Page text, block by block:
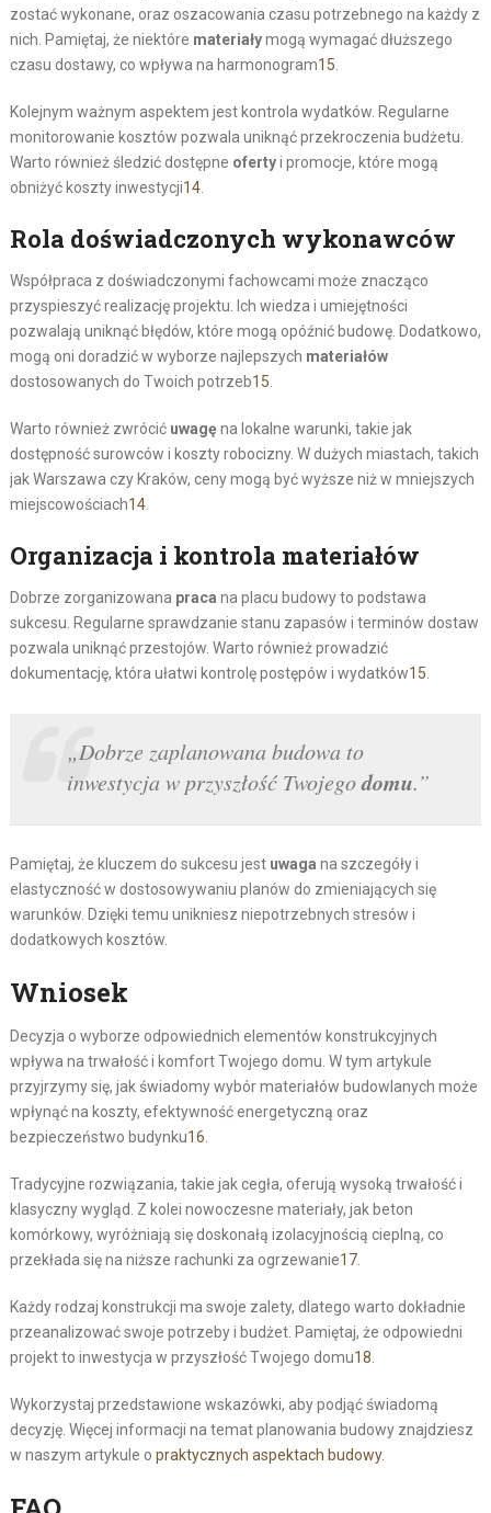
zostać wykonane, oraz oszacowania czasu potrzebnego na każdy z
nich. Pamiętaj, że niektóre materiałymogą wymagać dłuższego
czasu dostawy, co wpływa na harmonogram15.
Kolejnym ważnym aspektem jest kontrola wydatków. Regularne
monitorowanie kosztów pozwala uniknąć przekroczenia budżetu.
Warto również śledzić dostępne ofertyi promocje, które mogą
obniżyć koszty inwestycji14.
Rola doświadczonych wykonawców
Współpraca z doświadczonymi fachowcami może znacząco
przyspieszyć realizację projektu. Ich wiedza i umiejętności
pozwalają uniknąć błędów, które mogą opóźnić budowę. Dodatkowo,
mogą oni doradzić w wyborze najlepszych materiałów
dostosowanych do Twoich potrzeb15.
Warto również zwrócić uwagęna lokalne warunki, takie jak
dostępność surowców i koszty robocizny. W dużych miastach, takich
jak Warszawa czy Kraków, ceny mogą być wyższe niż w mniejszych
miejscowościach14.
Organizacja i kontrola materiałów
Dobrze zorganizowana praca na placu budowy to podstawa
sukcesu. Regularne sprawdzanie stanu zapasów i terminów dostaw
pozwala uniknąć przestojów. Warto również prowadzić
dokumentację, która ułatwi kontrolę postępów i wydatków15.
„Dobrze zaplanowana budowa to
inwestycja w przyszłość Twojegodomu.”
Pamiętaj, że kluczem do sukcesu jest uwaga na szczegóły i
elastyczność w dostosowywaniu planów do zmieniających się
warunków. Dzięki temu unikniesz niepotrzebnych stresów i
dodatkowych kosztów.
Wniosek
Decyzja o wyborze odpowiednich elementów konstrukcyjnych
wpływa na trwałość i komfort Twojego domu. W tym artykule
przyjrzymy się, jak świadomy wybór materiałów budowlanych może
wpłynąć na koszty, efektywność energetyczną oraz
bezpieczeństwo budynku16.
Tradycyjne rozwiązania, takie jak cegła, oferują wysoką trwałość i
klasyczny wygląd. Z kolei nowoczesne materiały, jak beton
komórkowy, wyróżniają się doskonałą izolacyjnością cieplną, co
przekłada się na niższe rachunki za ogrzewanie17.
Każdy rodzaj konstrukcji ma swoje zalety, dlatego warto dokładnie
przeanalizować swoje potrzeby i budżet. Pamiętaj, że odpowiedni
projekt to inwestycja w przyszłość Twojego domu18.
Wykorzystaj przedstawione wskazówki, aby podjąć świadomą
decyzję. Więcej informacji na temat planowania budowy znajdziesz
w naszym artykule o praktycznych aspektach budowy.